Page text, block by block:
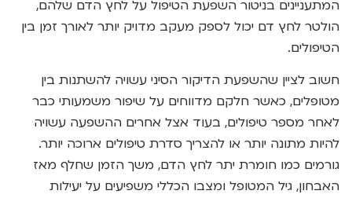
המתעניינים בניטור השפעת הטיפול על לחץ הדם שלהם,
הולטר לחץ דם יכול לספק מעקב מדויק יותר לאורך זמן בין
הטיפולים.
חשוב לציין שהשפעת הדיקור הסיני עשויה להשתנות בין
מטופלים, כאשר חלקם מדווחים על שיפור משמעותי כבר
לאחר מספר טיפולים, בעוד אצל אחרים ההשפעה עשויה
להיות מתונה יותר או להצריך סדרת טיפולים ארוכה יותר.
גורמים כמו חומרת יתר לחץ הדם, משך הזמן שחלף מאז
האבחון, גיל המטופל ומצבו הכללי משפיעים על יעילות